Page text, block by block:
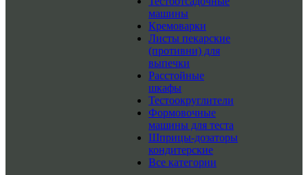
машины
Кремоварки
Листы пекарские
(противни) для
выпечки
Расстойные
шкафы
Тестоокруглители
Формовочные
машины для теста
Шприцы-дозаторы
кондитерские
Все категории